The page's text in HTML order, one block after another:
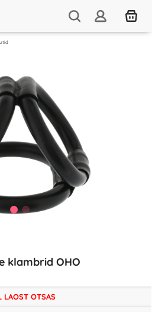
klambrid OHO
LAOST OTSAS